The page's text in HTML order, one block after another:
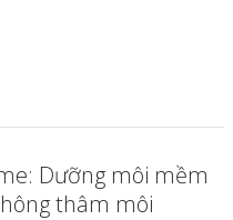
Dưỡng môi mềm
thâm môi